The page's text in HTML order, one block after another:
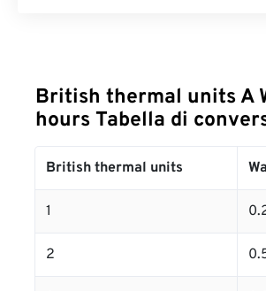
British thermal units A
hours Tabella di
British thermal units
1
2